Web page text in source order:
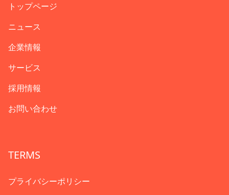
トップページ
ニュース
企業情報
サービス
採用情報
お問い合わせ
TERMS
プライバシーポリシー